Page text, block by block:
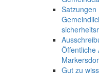
Satzungen
Öffentliche
Gut zu